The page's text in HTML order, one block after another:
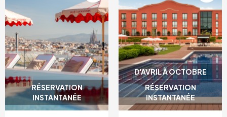
RÉSERVATION
INSTANTANÉE
D'AVRIL À OCTOBRE
RÉSERVATION
INSTANTANÉE